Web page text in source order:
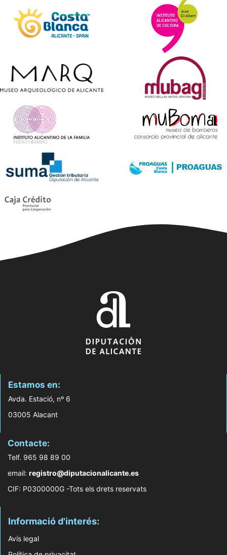
Estamos en:
Avda. Estació, nº 6
03005 Alacant
Contacte:
Telf. 965 98 89 00
email: registro@diputacionalicante.es
CIF: P0300000G -Tots els drets reservats
Informació d'interés:
Avís legal